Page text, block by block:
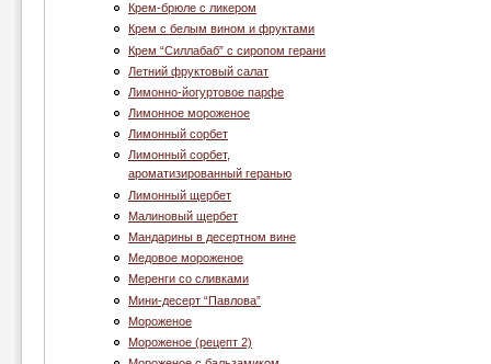
Крем-брюле с ликером
Крем с белым вином и фруктами
Крем “Cиллабаб” с сиропом герани
Летний фруктовый салат
Лимонно-йогуртовое парфе
Лимонное мороженое
Лимонный сорбет
Лимонный сорбет,
ароматизированный геранью
Лимонный щербет
Малиновый щербет
Мандарины в десертном вине
Медовое мороженое
Меренги со сливками
Мини-десерт “Павлова”
Мороженое
Мороженое (рецепт 2)